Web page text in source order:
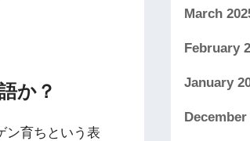
か？
ン育ちという表
March
February
January
December